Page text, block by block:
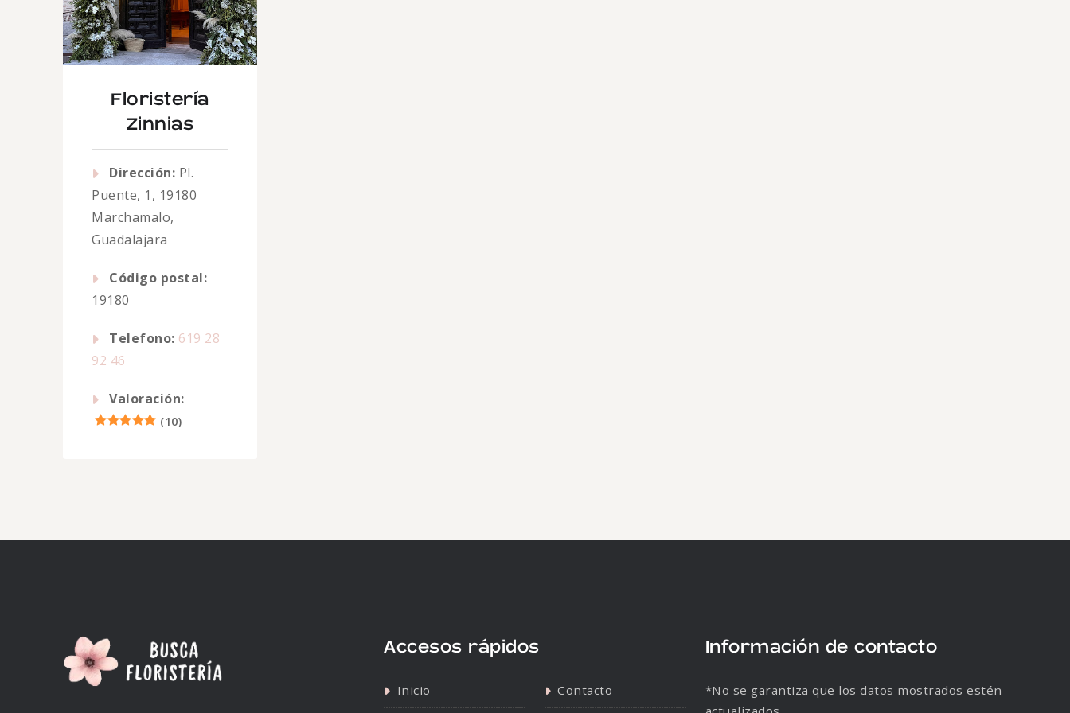
Floristería
Zinnias
Dirección: Pl.
Puente, 1, 19180
Marchamalo,
Guadalajara
Código postal:
19180
Telefono: 619 28
92 46
Valoración:
(10)
Accesos rápidos
Inicio Contacto
Información de contacto
*No se garantiza que los datos mostrados estén